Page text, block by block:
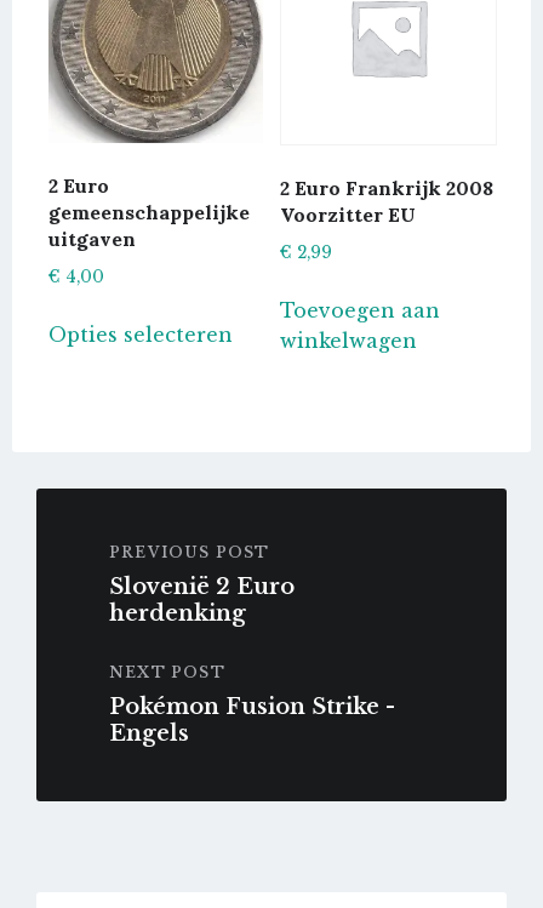
optie
kan
gekozen
worden
productpagina
2 Euro
gemeenschappelijke
uitgaven
€ 4,00
Opties selecteren product
optie
gekozen
worden
op
2 Euro Frankrijk 2008
Voorzitter EU
€ 2,99
Toevoegen aan
winkelwagen
PREVIOUS POST
Slovenië 2 Euro
herdenking
NEXT POST
Pokémon Fusion Strike -
Engels